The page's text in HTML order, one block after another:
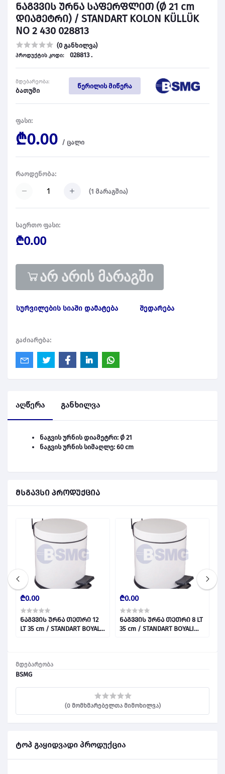
ნაგვვის ურნა საფერფლით (Ø 21 cm
დიამეტრი) / STANDART KOLON KÜLLÜK
NO 2 430 028813
(0 განხილვა)
პროდუქტის კოდი: 028813 .
მდებარეობა:
ბათუმი
წერილის მიწერა
ფასი:
₾0.00 / ცალი
რაოდენობა:
(1 მარაგშია)
საერთო ფასი:
₾0.00
არ არის მარაგში
სურვილების სიაში დამატება შედარება
გაძიარება:
მდებარეობა
BSMG
(0 მომხმარებელთა მიმოხილვა)
ტოპ გაყიდვადი პროდუქცია
აღწერა განხილვა
ნაგვის ურნის დიამეტრი: Ø 21
ნაგვის ურნის სიმაღლე: 60 cm
მსგავსი პროდუქცია
₾0.00
ნაგვვის ურნა თეთრი 12
LT 35 cm / STANDART BOYALI
₾0.00
ნაგვვის ურნა თეთრი 8 LT
35 cm / STANDART BOYALI